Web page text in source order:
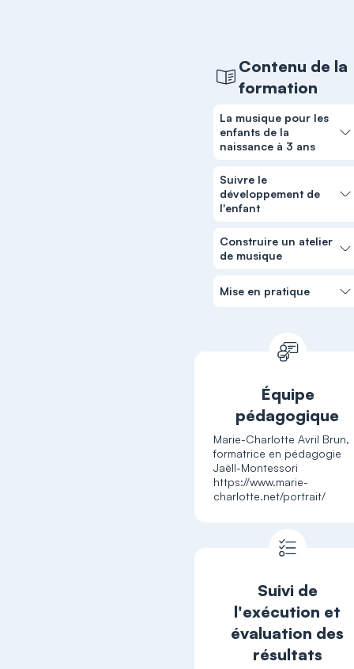
Contenu de la
formation
La musique pour les
enfants de la
naissance à 3 ans
Suivre le
développement de
l'enfant
Construire un atelier
de musique
Mise en pratique
Équipe
pédagogique
Marie-Charlotte Avril Brun,
formatrice en pédagogie
Jaëll-Montessori
https://www.marie-
charlotte.net/portrait/
Suivi de
l'exécution et
évaluation des
résultats